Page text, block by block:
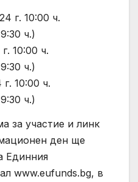
г. 10:00 ч.
ч.)
10:00 ч.
ч.)
10:00 ч.
ч.)
за участие и линк
ден ще
Единния
www.eufunds.bg, в